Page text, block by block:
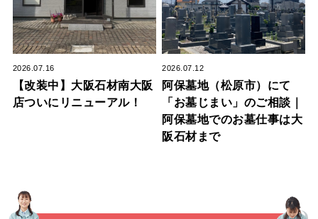
2026.07.16
【改装中】大阪石材南大阪
店ついにリニューアル！
2026.07.12
阿保墓地（松原市）にて
「お墓じまい」のご相談｜
阿保墓地でのお墓仕事は大
阪石材まで